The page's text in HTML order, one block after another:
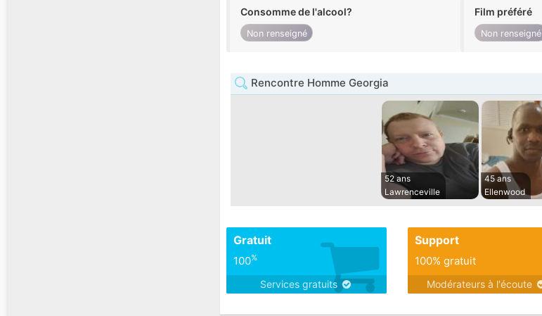
Consomme de l'alcool?
Non renseigné
Film préféré
Non renseigné
Rencontre Homme Georgia
52 ans
Lawrenceville
45 ans
Ellenwood
Gratuit
100%
Services gratuits
Support
100% gratuit
Modérateurs à l'écoute